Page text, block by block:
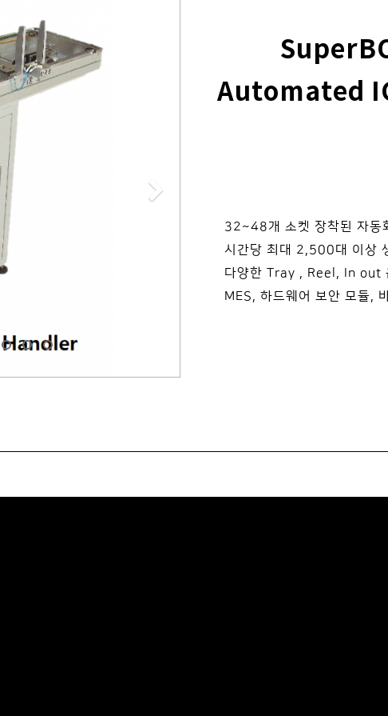
Automated
32~48개 소켓 장착된 자동
시간당 최대 2,500대 이상
다양한 Tray , Reel, In out
MES, 하드웨어 보안 모듈,